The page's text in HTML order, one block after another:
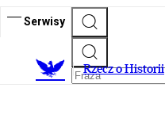
Serwisy
Rzecz o Historii